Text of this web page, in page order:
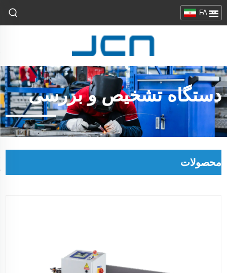
FA
دستگاه تشخیص و بررسی
محصولات